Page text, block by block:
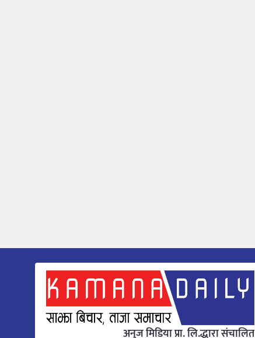
अनुज मिडिया प्रा. लि.द्धारा संचालित